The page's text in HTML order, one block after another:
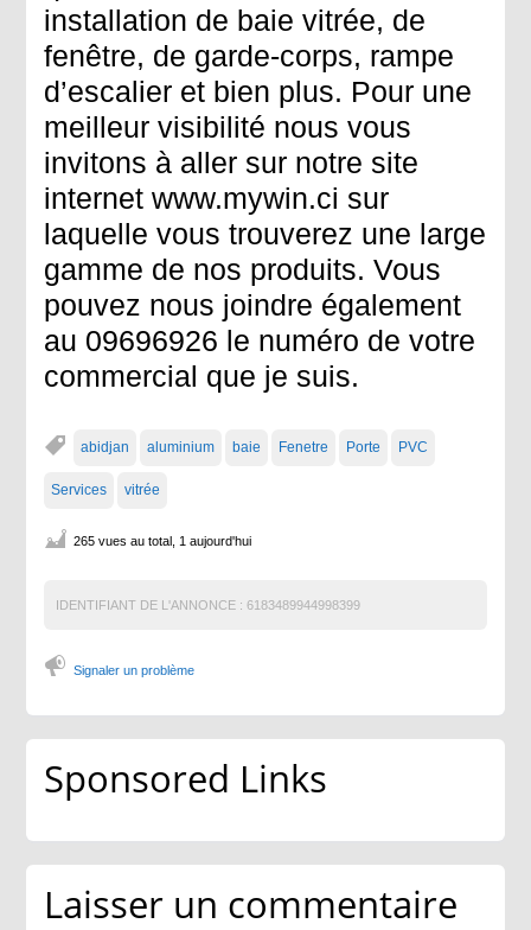
installation de baie vitrée, de
fenêtre, de garde-corps, rampe
d’escalier et bien plus. Pour une
meilleur visibilité nous vous
invitons à aller sur notre site
internet www.mywin.ci sur
laquelle vous trouverez une large
gamme de nos produits. Vous
pouvez nous joindre également
au 09696926 le numéro de votre
commercial que je suis.
abidjan aluminium baie Fenetre Porte PVC
Services vitrée
265 vues au total, 1 aujourd'hui
IDENTIFIANT DE L'ANNONCE : 6183489944998399
Signaler un problème
Sponsored Links
Laisser un commentaire